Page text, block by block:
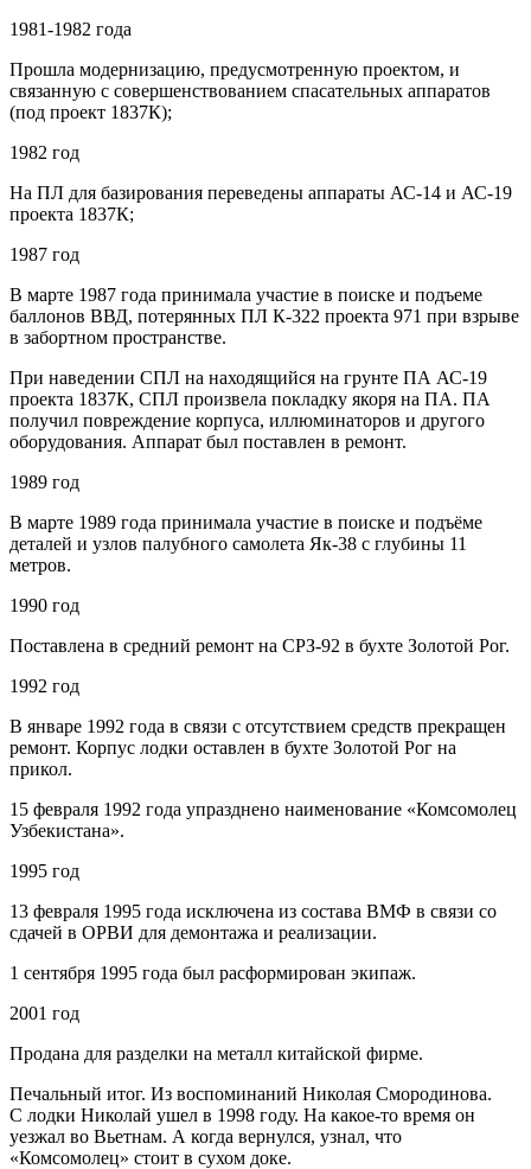
1981-1982 года
Прошла модернизацию, предусмотренную проектом, и
связанную с совершенствованием спасательных аппаратов
(под проект 1837К);
1982 год
На ПЛ для базирования переведены аппараты АС-14 и АС-19
проекта 1837К;
1987 год
В марте 1987 года принимала участие в поиске и подъеме
баллонов ВВД, потерянных ПЛ К-322 проекта 971 при взрыве
в забортном пространстве.
При наведении СПЛ на находящийся на грунте ПА АС-19
проекта 1837К, СПЛ произвела покладку якоря на ПА. ПА
получил повреждение корпуса, иллюминаторов и другого
оборудования. Аппарат был поставлен в ремонт.
1989 год
В марте 1989 года принимала участие в поиске и подъёме
деталей и узлов палубного самолета Як-38 с глубины 11
метров.
1990 год
Поставлена в средний ремонт на СРЗ-92 в бухте Золотой Рог.
1992 год
В январе 1992 года в связи с отсутствием средств прекращен
ремонт. Корпус лодки оставлен в бухте Золотой Рог на
прикол.
15 февраля 1992 года упразднено наименование «Комсомолец
Узбекистана».
1995 год
13 февраля 1995 года исключена из состава ВМФ в связи со
сдачей в ОРВИ для демонтажа и реализации.
1 сентября 1995 года был расформирован экипаж.
2001 год
Продана для разделки на металл китайской фирме.
Печальный итог. Из воспоминаний Николая Смородинова.
С лодки Николай ушел в 1998 году. На какое-то время он
уезжал во Вьетнам. А когда вернулся, узнал, что
«Комсомолец» стоит в сухом доке.